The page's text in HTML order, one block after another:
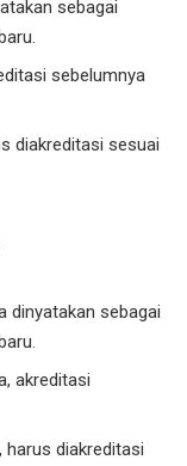
sebagai
sebelumnya
diakreditasi sesuai
dinyatakan sebagai
akreditasi
harus diakreditasi